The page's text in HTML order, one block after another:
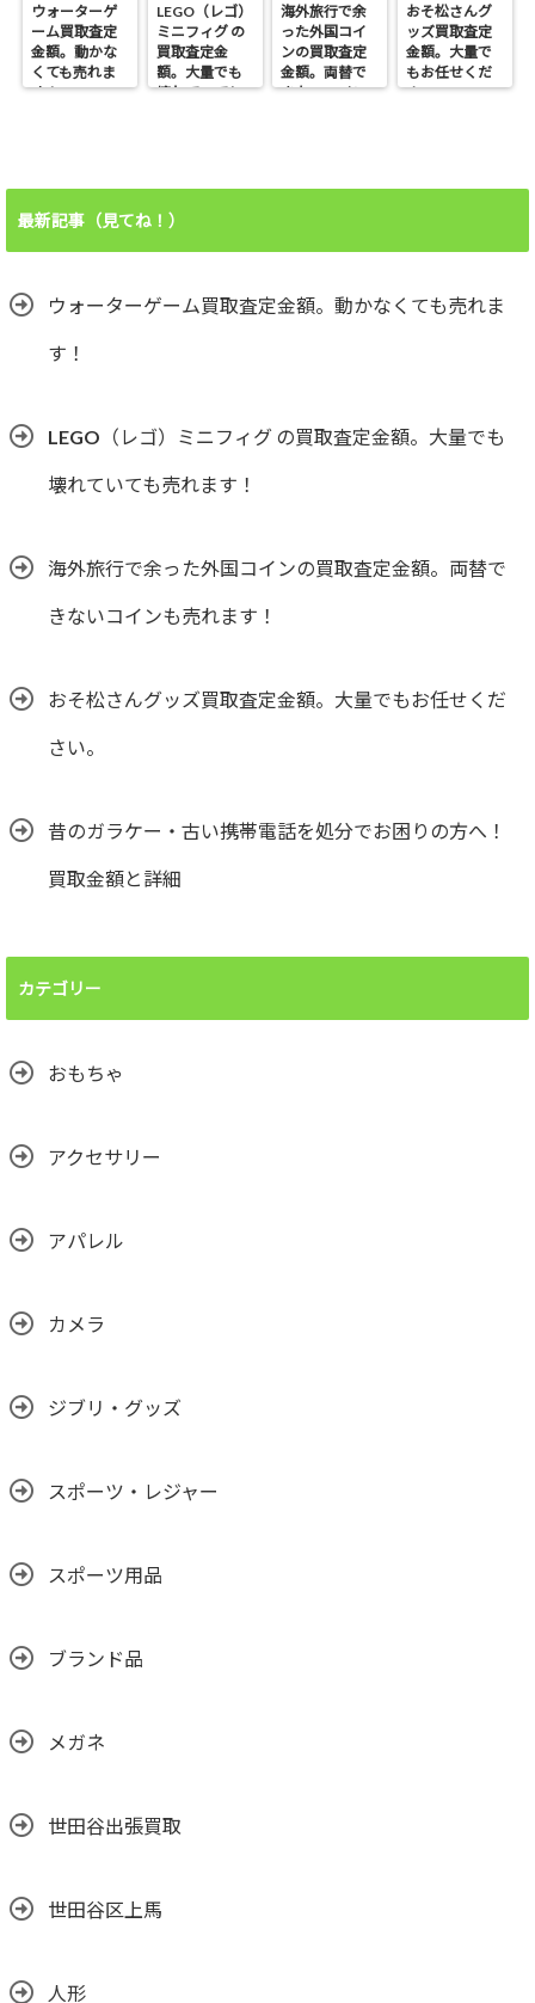
ウォーターゲ
ーム買取査定
金額。動かな
くても売れま
す！
LEGO（レゴ）
ミニフィグ の
買取査定金
額。大量でも
壊れていても
海外旅行で余
った外国コイ
ンの買取査定
金額。両替で
きないコイン
おそ松さんグ
ッズ買取査定
金額。大量で
もお任せくだ
さい。
最新記事（見てね！）
ウォーターゲーム買取査定金額。動かなくても売れま
す！
LEGO（レゴ）ミニフィグ の買取査定金額。大量でも
壊れていても売れます！
海外旅行で余った外国コインの買取査定金額。両替で
きないコインも売れます！
おそ松さんグッズ買取査定金額。大量でもお任せくだ
さい。
昔のガラケー・古い携帯電話を処分でお困りの方へ！
買取金額と詳細
カテゴリー
おもちゃ
アクセサリー
アパレル
カメラ
ジブリ・グッズ
スポーツ・レジャー
スポーツ用品
ブランド品
メガネ
世田谷出張買取
世田谷区上馬
人形